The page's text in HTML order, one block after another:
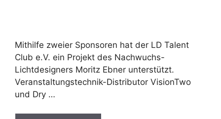
Mithilfe zweier Sponsoren hat der LD Talent
Club e.V. ein Projekt des Nachwuchs-
Lichtdesigners Moritz Ebner unterstützt.
Veranstaltungstechnik-Distributor VisionTwo
und Dry …